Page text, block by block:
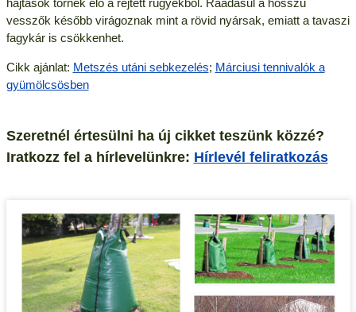
vesszők később virágoznak mint a rövid nyársak, emiatt a tavaszi
fagykár is csökkenhet.
Cikk ajánlat: Metszés utáni sebkezelés; Márciusi tennivalók a
gyümölcsösben
Szeretnél értesülni ha új cikket teszünk közzé?
Iratkozz fel a hírlevelünkre: Hírlevél feliratkozás